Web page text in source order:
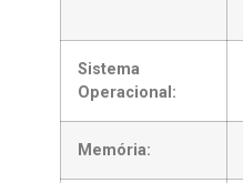
Sistema
Operacional:
Memória: